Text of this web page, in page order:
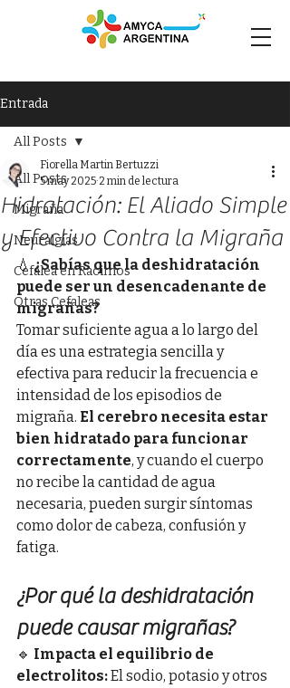
Entrada
All Posts
Migraña
Neuralgias
Cefalea en Racimos
Otras Cefaleas
All Posts
Hidratación: El Aliado Simple
y Efectivo Contra la Migraña
Fiorella Martin Bertuzzi
5 may 2025 2 min de lectura
💧 ¿Sabías que la deshidratación
puede ser un desencadenante de
migrañas?
Tomar suficiente agua a lo largo del
día es una estrategia sencilla y
efectiva para reducir la frecuencia e
intensidad de los episodios de
migraña. El cerebro necesita estar
bien hidratado para funcionar
correctamente, y cuando el cuerpo
no recibe la cantidad de agua
necesaria, pueden surgir síntomas
como dolor de cabeza, confusión y
fatiga.
¿Por qué la deshidratación
puede causar migrañas?
🔹 Impacta el equilibrio de
electrolitos: El sodio, potasio y otros